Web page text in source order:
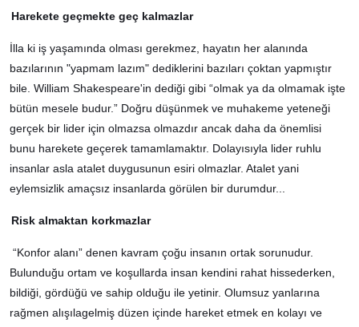
Harekete geçmekte geç kalmazlar
İlla ki iş yaşamında olması gerekmez, hayatın her alanında
bazılarının "yapmam lazım" dediklerini bazıları çoktan yapmıştır
bile. William Shakespeare'in dediği gibi “olmak ya da olmamak işte
bütün mesele budur.” Doğru düşünmek ve muhakeme yeteneği
gerçek bir lider için olmazsa olmazdır ancak daha da önemlisi
bunu harekete geçerek tamamlamaktır. Dolayısıyla lider ruhlu
insanlar asla atalet duygusunun esiri olmazlar. Atalet yani
eylemsizlik amaçsız insanlarda görülen bir durumdur...
Risk almaktan korkmazlar
“Konfor alanı” denen kavram çoğu insanın ortak sorunudur.
Bulunduğu ortam ve koşullarda insan kendini rahat hissederken,
bildiği, gördüğü ve sahip olduğu ile yetinir. Olumsuz yanlarına
rağmen alışılagelmiş düzen içinde hareket etmek en kolayı ve